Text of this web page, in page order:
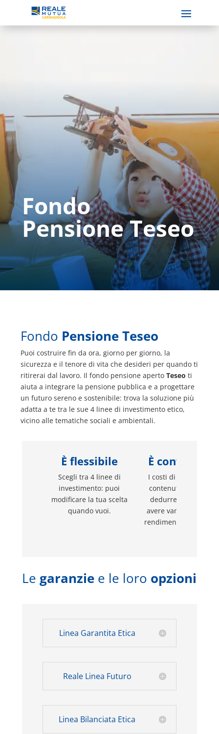
Fondo
Pensione Teseo
Fondo Pensione Teseo
Puoi costruire fin da ora, giorno per giorno, la
sicurezza e il tenore di vita che desideri per quando ti
ritirerai dal lavoro. Il fondo pensione aperto Teseo ti
aiuta a integrare la pensione pubblica e a progettare
un futuro sereno e sostenibile: trova la soluzione più
adatta a te tra le sue 4 linee di investimento etico,
vicino alle tematiche sociali e ambientali.
È flessibile
Scegli tra 4 linee di
investimento: puoi
modificare la tua scelta
quando vuoi.
È
I costi di gestione
contenuti, inoltre
dedurre i contributi
avere vantaggi fiscali
rendimenti e
Le garanziee le loro opzioni
Linea Garantita Etica
Reale Linea Futuro
Linea Bilanciata Etica